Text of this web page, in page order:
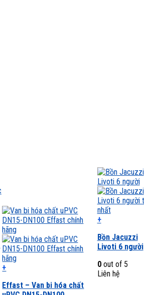
+
phẩm
Effast – Van bi hóa chất
+
Bồn Jacuzzi
Livoti 6 người
0out of 5
Liên hệ